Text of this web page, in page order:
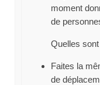
moment
de
Quelles
Faites la
de